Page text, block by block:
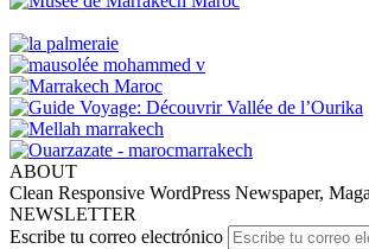
ABOUT
Clean Responsive WordPress Newspaper,
NEWSLETTER
Escribe tu correo electrónico